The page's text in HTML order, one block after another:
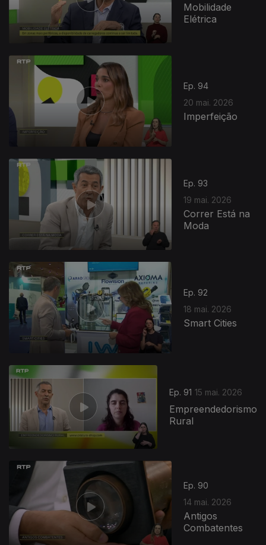
Mobilidade
Elétrica
Ep. 94
20 mai. 2026
Imperfeição
Ep. 93
19 mai. 2026
Correr Está na
Moda
Ep. 92
18 mai. 2026
Smart Cities
Ep. 91 15 mai. 2026
Empreendedorismo
Rural
Ep. 90
14 mai. 2026
Antigos
Combatentes